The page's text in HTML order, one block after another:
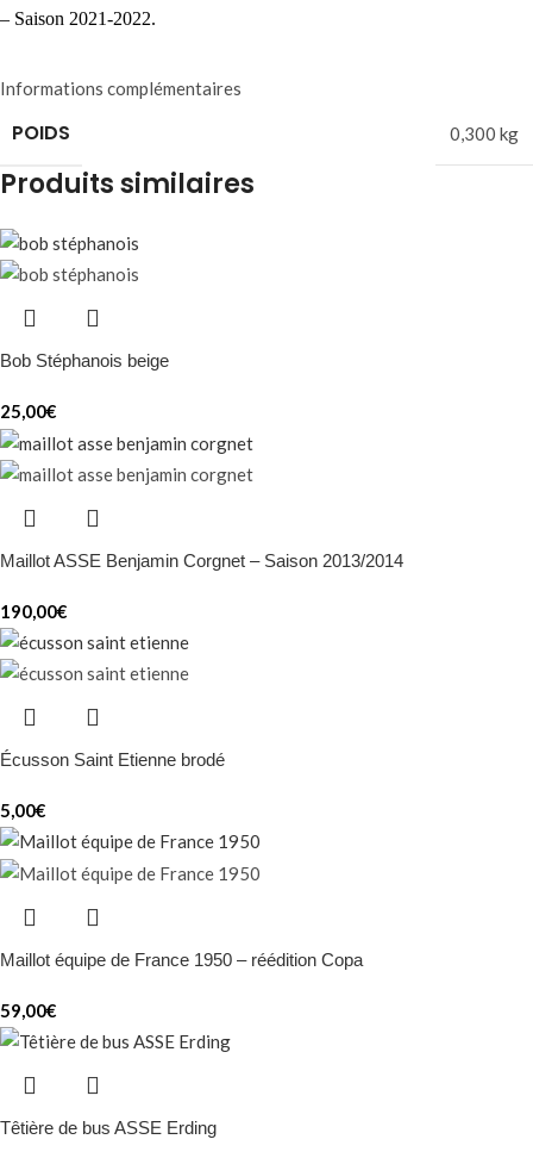
– Saison 2021-2022.
Informations complémentaires
POIDS 0,300 kg
Produits similaires
Bob Stéphanois beige
25,00€
Maillot ASSE Benjamin Corgnet – Saison 2013/2014
190,00€
Écusson Saint Etienne brodé
5,00€
Maillot équipe de France 1950 – réédition Copa
59,00€
Têtière de bus ASSE Erding